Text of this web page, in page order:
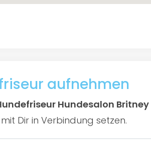
aufnehmen
Hundesalon Britney
Dir in Verbindung setzen.